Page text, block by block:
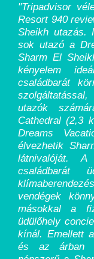
"Tripadvisor
Resort 940
Sheikh utazás.
sok utazó a
Sharm El
kényelem
családbarát
utazók
Cathedral (2,3
Dreams
élvezhetik
látnivalóját.
családbarát
vendégek
másokkal a
üdülőhely
kínál. Emellett
és az árban